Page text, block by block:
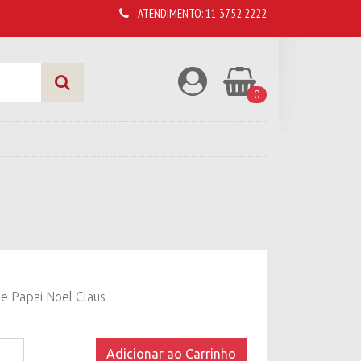
ATENDIMENTO:11 3752 2222
0
Papai Noel Claus
Adicionar ao Carrinho